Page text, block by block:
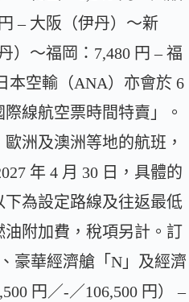
– 大阪（伊丹）～新
）～福岡：7,480 円 – 福
本空輸（ANA）亦會於 6
線航空票時間特賣」。
洲及澳洲等地的航班，
年 4 月 30 日，具體的
為設定路線及往返最低
附加費，稅項另計。訂
豪華經濟艙「N」及經濟
円／-／106,500 円） –